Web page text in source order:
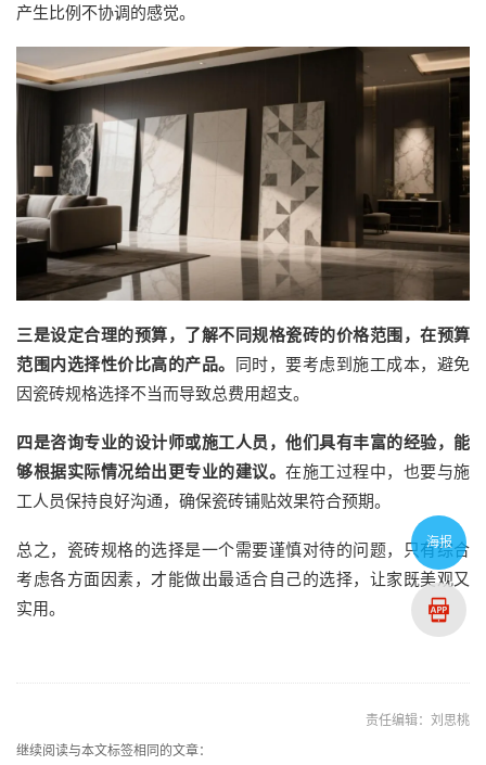
产生比例不协调的感觉。
三是设定合理的预算，了解不同规格瓷砖的价格范围，在预算
范围内选择性价比高的产品。
同时，要考虑到施工成本，避免
因瓷砖规格选择不当而导致总费用超支。
四是咨询专业的设计师或施工人员，他们具有丰富的经验，能
够根据实际情况给出更专业的建议。 在施工过程中，也要与施
工人员保持良好沟通，确保瓷砖铺贴效果符合预期。
总之，瓷砖规格的选择是一个需要谨慎对待的问题，只有综合
考虑各方面因素，才能做出最适合自己的选择，让家既美观又
实用。
责任编辑：刘思桃
继续阅读与本文标签相同的文章：
海报